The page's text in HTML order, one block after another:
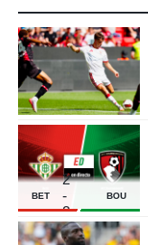
BET
2
-
2
BOU